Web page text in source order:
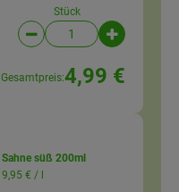
Stück
Artikelanzahl
Gesamtpreis:4,99 €
Sahne süß 200ml
9,95 € /